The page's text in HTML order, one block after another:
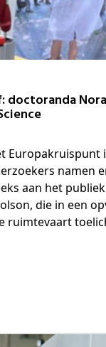
namen
aan het
die in een
ruimtevaart